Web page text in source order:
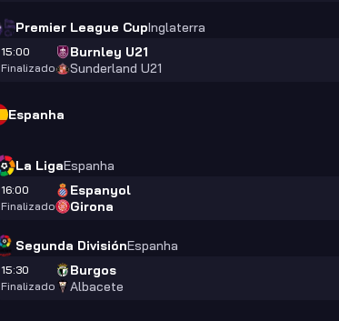
Premier League CupInglaterra
15:00
Finalizado
Burnley U21
Sunderland U21
Espanha
La LigaEspanha
16:00
Finalizado
Espanyol
Girona
Segunda DivisiónEspanha
15:30
Finalizado
Burgos
Albacete